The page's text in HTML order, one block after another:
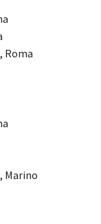
Roma
Marino